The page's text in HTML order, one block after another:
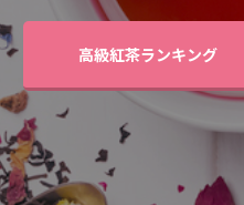
高級紅茶ランキング